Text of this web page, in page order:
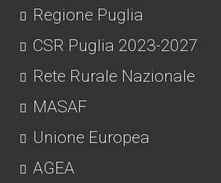
Regione Puglia
CSR Puglia 2023-2027
Rete Rurale Nazionale
MASAF
Unione Europea
AGEA